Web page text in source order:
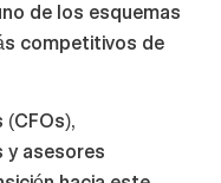
de los esquemas
competitivos de
y asesores